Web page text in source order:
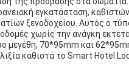
εγκατάσταση,
ξενοδοχείου. Αυτός ο
χωρίς την ανάγκη
μεγέθη, 70*95mm και
καθιστά το Smart Hotel